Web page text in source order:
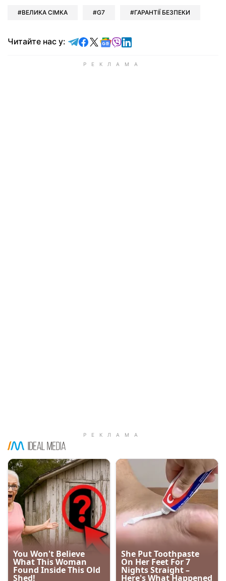
ВЕЛИКА СІМКА G7 ГАРАНТІЇ БЕЗПЕКИ
Читайте нас у: Читайте у Telegram
Читайте у Facebook
Читайте у X
Читайте у Google news
Читайте у Viber
Читайте у LinkedIn